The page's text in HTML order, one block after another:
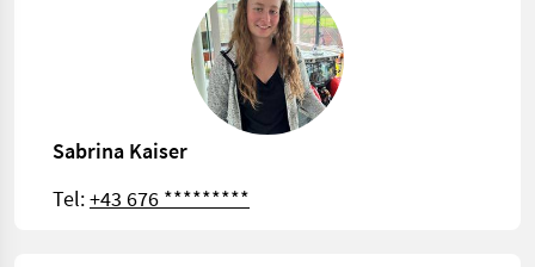
Sabrina Kaiser
Tel:+43 676 *********